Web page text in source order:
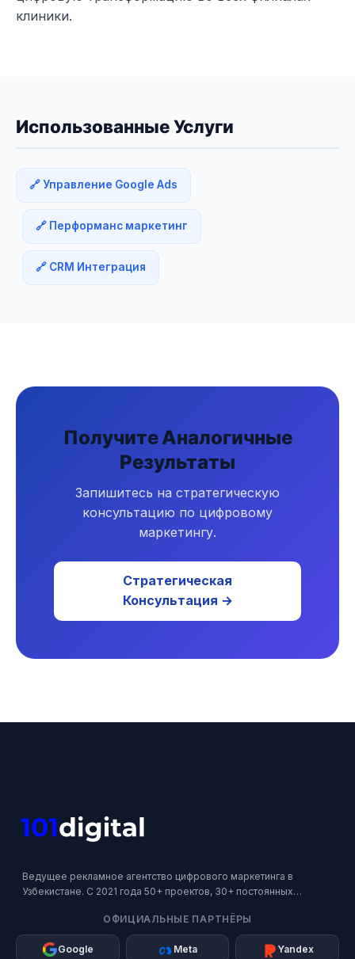
клиники.
Использованные Услуги
🔗 Управление Google Ads
🔗 Перформанс маркетинг
🔗 CRM Интеграция
Получите Аналогичные
Результаты
Запишитесь на стратегическую
консультацию по цифровому
маркетингу.
Стратегическая
Консультация →
Ведущее рекламное агентство цифрового маркетинга в
Узбекистане. С 2021 года 50+ проектов, 30+ постоянных
ОФИЦИАЛЬНЫЕ ПАРТНЁРЫ
Google Meta Yandex